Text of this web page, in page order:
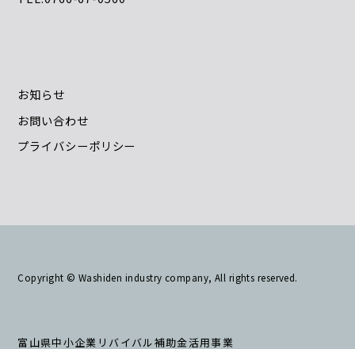
お知らせ
お問い合わせ
プライバシーポリシー
Copyright © Washiden industry company, All rights reserved.
富山県中小企業リバイバル補助金活用事業